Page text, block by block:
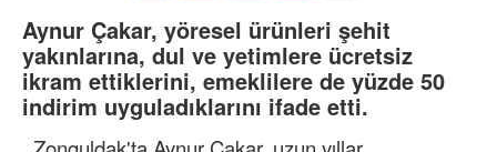
Aynur Çakar, yöresel ürünleri şehit
yakınlarına, dul ve yetimlere ücretsiz
ikram ettiklerini, emeklilere de yüzde 50
indirim uyguladıklarını ifade etti.